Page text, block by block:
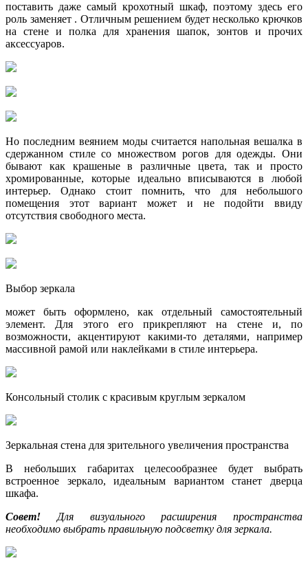
поставить даже самый крохотный шкаф, поэтому здесь его
роль заменяет . Отличным решением будет несколько крючков
на стене и полка для хранения шапок, зонтов и прочих
аксессуаров.
Но последним веянием моды считается напольная вешалка в
сдержанном стиле со множеством рогов для одежды. Они
бывают как крашеные в различные цвета, так и просто
хромированные, которые идеально вписываются в любой
интерьер. Однако стоит помнить, что для небольшого
помещения этот вариант может и не подойти ввиду
отсутствия свободного места.
Выбор зеркала
может быть оформлено, как отдельный самостоятельный
элемент. Для этого его прикрепляют на стене и, по
возможности, акцентируют какими-то деталями, например
массивной рамой или наклейками в стиле интерьера.
Консольный столик с красивым круглым зеркалом
Зеркальная стена для зрительного увеличения пространства
В небольших габаритах целесообразнее будет выбрать
встроенное зеркало, идеальным вариантом станет дверца
шкафа.
Совет! Для визуального расширения пространства
необходимо выбрать правильную подсветку для зеркала.